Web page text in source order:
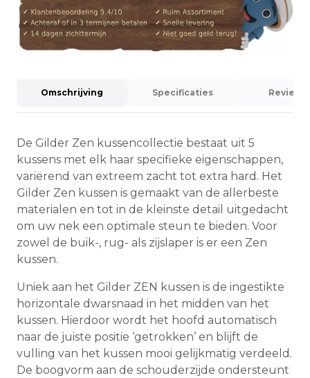
Omschrijving Specificaties Reviews
De Gilder Zen kussencollectie bestaat uit 5
kussens met elk haar specifieke eigenschappen,
variërend van extreem zacht tot extra hard. Het
Gilder Zen kussen is gemaakt van de allerbeste
materialen en tot in de kleinste detail uitgedacht
om uw nek een optimale steun te bieden. Voor
zowel de buik-, rug- als zijslaper is er een Zen
kussen.
Uniek aan het Gilder ZEN kussen is de ingestikte
horizontale dwarsnaad in het midden van het
kussen. Hierdoor wordt het hoofd automatisch
naar de juiste positie ‘getrokken’ en blijft de
vulling van het kussen mooi gelijkmatig verdeeld.
De boogvorm aan de schouderzijde ondersteunt